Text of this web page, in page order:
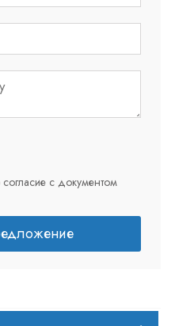
с документом